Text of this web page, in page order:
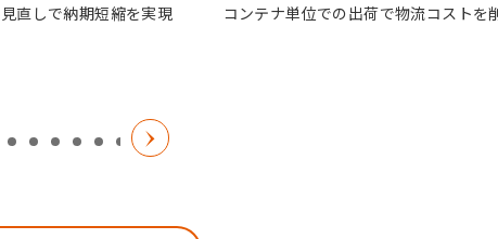
直しで納期短縮を実現
コンテナ単位での出荷で物流コストを